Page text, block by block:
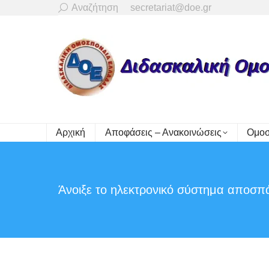
Search:
Αναζήτηση secretariat@doe.gr
Αρχική Αποφάσεις – Ανακοινώσεις
Άνοιξε το ηλεκτρονικό σύστημα